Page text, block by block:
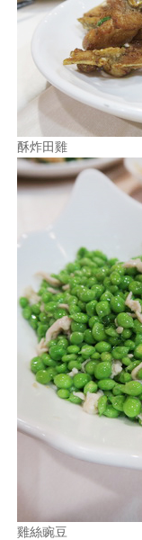
酥炸田雞
雞絲豌豆